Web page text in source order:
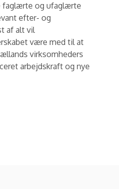
faglærte og ufaglærte
efter- og
af alt vil
være med til at
virksomheders
arbejdskraft og nye